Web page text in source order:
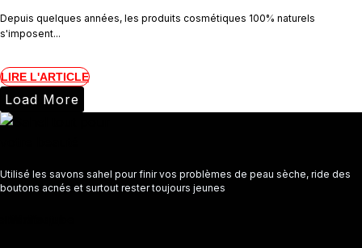
Depuis quelques années, les produits cosmétiques 100% naturels
s'imposent...
LIRE L'ARTICLE
Load More
Utilisé les savons sahel pour finir vos problèmes de peau sèche, ride des
boutons acnés et surtout rester toujours jeunes